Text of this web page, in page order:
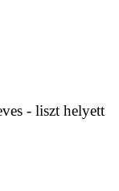
- liszt helyett